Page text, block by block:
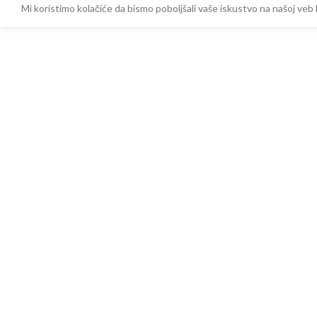
Mi koristimo kolačiće da bismo poboljšali vaše iskustvo na našoj